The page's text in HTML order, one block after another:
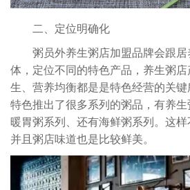
二、定位明确化
粥员外养生粥店加盟品牌会跟居
体，定位不同的特色产品，养生粥
生、营养均衡都是是特色经营的关
特色推出了很多系列的粥品，有养生
暖胃粥系列、还有海鲜粥系列。这
并且粥店味道也是比较鲜美。